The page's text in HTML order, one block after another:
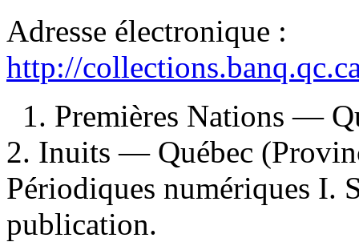
Adresse électronique :
http://
1. Premières Nations —
2. Inuits — Québec
Périodiques numériques I.
publication.